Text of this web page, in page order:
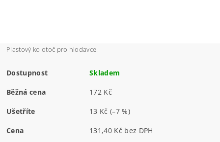
Plastový kolotoč pro hlodavce.
Dostupnost Skladem
Běžná cena 172 Kč
Ušetříte 13 Kč(–7 %)
Cena 131,40 Kč bez DPH